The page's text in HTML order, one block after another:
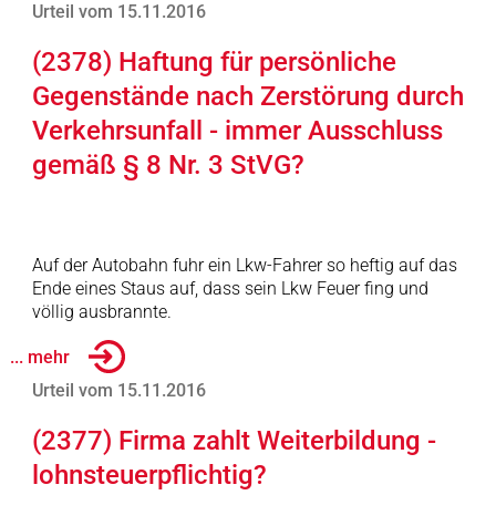
Urteil vom 15.11.2016
(2378) Haftung für persönliche
Gegenstände nach Zerstörung durch
Verkehrsunfall - immer Ausschluss
gemäß § 8 Nr. 3 StVG?
Auf der Autobahn fuhr ein Lkw-Fahrer so heftig auf das
Ende eines Staus auf, dass sein Lkw Feuer fing und
völlig ausbrannte.
... mehr
Urteil vom 15.11.2016
(2377) Firma zahlt Weiterbildung -
lohnsteuerpflichtig?